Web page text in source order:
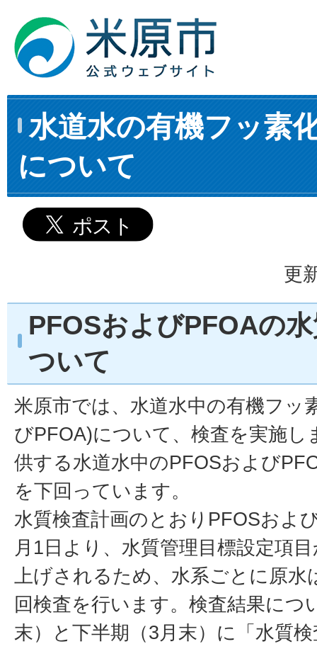
水道水の有機フッ素
について
更
PFOSおよびPFOAの
ついて
米原市では、水道水中の有機フッ
びPFOA)について、検査を実施し
供する水道水中のPFOSおよび
を下回っています。
水質検査計画のとおりPFOSおよ
月1日より、水質管理目標設定項
上げされるため、水系ごとに原
回検査を行います。検査結果につ
末）と下半期（3月末）に「水質